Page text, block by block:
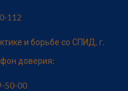
112
и борьбе со СПИД, г.
доверия:
50-00